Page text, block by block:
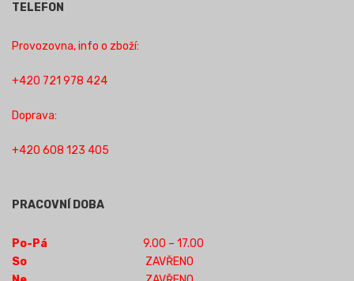
TELEFON
Provozovna, info o zboží:
+420 721 978 424
Doprava:
+420 608 123 405
PRACOVNÍ DOBA
Po-Pá
9.00 – 17.00
So
ZAVŘENO